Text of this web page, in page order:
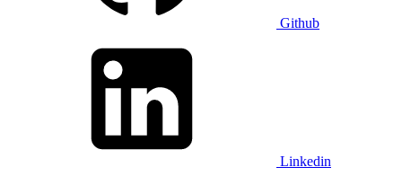
Github
Linkedin